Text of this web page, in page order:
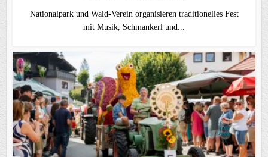
Nationalpark und Wald-Verein organisieren traditionelles Fest
mit Musik, Schmankerl und...